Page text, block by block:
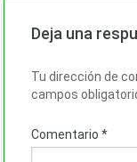
Deja una
Tu dirección de
campos
Comentario *